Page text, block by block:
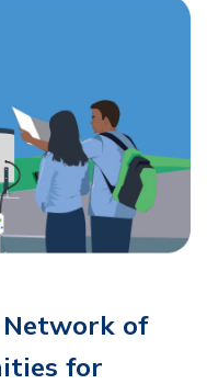
Network of
for